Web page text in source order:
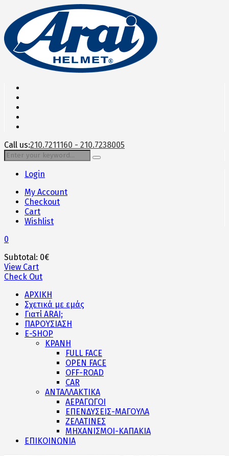
Call us:210.7211160 - 210.7238005
Login
My Account
Checkout
Cart
Wishlist
0
Subtotal: 0€
View Cart
Check Out
ΑΡΧΙΚΗ
Σχετικά με εμάς
Γιατί ARAI;
ΠΑΡΟΥΣΙΑΣΗ
E-SHOP
ΚΡΑΝΗ
FULL FACE
OPEN FACE
OFF-ROAD
CAR
ΑΝΤΑΛΛΑΚΤΙΚΑ
ΑΕΡΑΓΩΓΟΙ
ΕΠΕΝΔΥΣΕΙΣ-ΜΑΓΟΥΛΑ
ΖΕΛΑΤΙΝΕΣ
ΜΗΧΑΝΙΣΜΟΙ-ΚΑΠΑΚΙΑ
ΕΠΙΚΟΙΝΩΝΙΑ